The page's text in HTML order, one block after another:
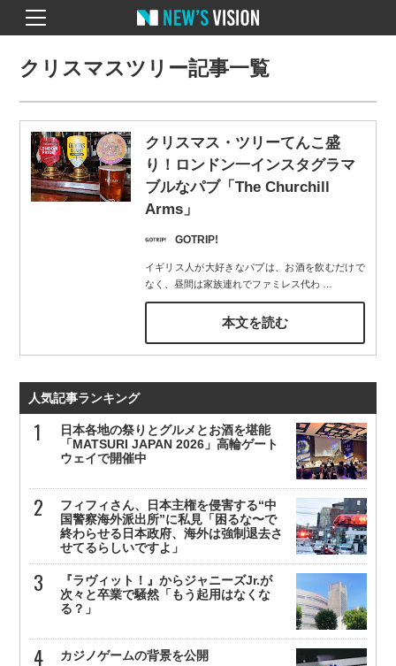
クリスマスツリー記事一覧
クリスマス・ツリーてんこ盛
り！ロンドン一インスタグラマ
ブルなパブ「The Churchill
Arms」
GOTRIP!
イギリス人が大好きなパブは、お酒を飲むだけで
なく、昼間は家族連れでファミレス代わ…
本文を読む
人気記事ランキング
日本各地の祭りとグルメとお酒を堪能
「MATSURI JAPAN 2026」高輪ゲート
ウェイで開催中
フィフィさん、日本主権を侵害する“中
国警察海外派出所”に私見「困るな〜で
終わらせる日本政府、海外は強制退去さ
せてるらしいですよ」
『ラヴィット！』からジャニーズJr.が
次々と卒業で騒然「もう起用はなくな
る？」
カジノゲームの背景を公開